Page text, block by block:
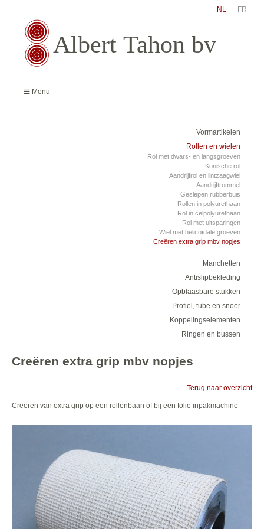
NL FR
Menu
Vormartikelen
Rollen en wielen
Rol met dwars- en langsgroeven
Konische rol
Aandrijfrol en lintzaagwiel
Aandrijftrommel
Geslepen rubberbuis
Rollen in polyurethaan
Rol in celpolyurethaan
Rol met uitsparingen
Wiel met helicoïdale groeven
Creëren extra grip mbv nopjes
Manchetten
Antislipbekleding
Opblaasbare stukken
Profiel, tube en snoer
Koppelingselementen
Ringen en bussen
Creëren extra grip mbv nopjes
Terug naar overzicht
Creëren van extra grip op een rollenbaan of bij een folie inpakmachine